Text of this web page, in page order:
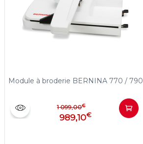
Module à broderie BERNINA 770 / 790
1 099,00€
989,10€